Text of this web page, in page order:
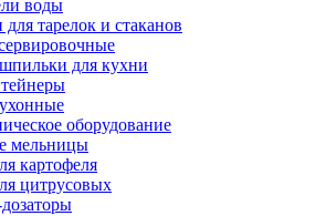
воды
тарелок и стаканов
для кухни
оборудование
мельницы
картофеля
цитрусовых